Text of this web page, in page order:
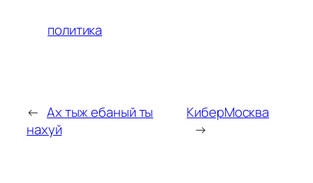
политика
← Ах тыж ебаный ты
нахуй
КиберМосква
→